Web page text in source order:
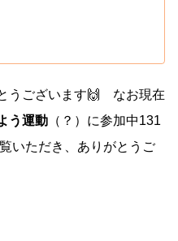
うございます🙌 なお現在
う運動 （？）に参加中131
いただき、ありがとうご